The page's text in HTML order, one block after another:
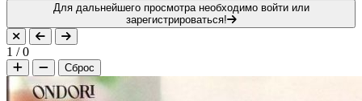
Для дальнейшего просмотра необходимо войти или
зарегистрироваться!
1 /0
Сброс